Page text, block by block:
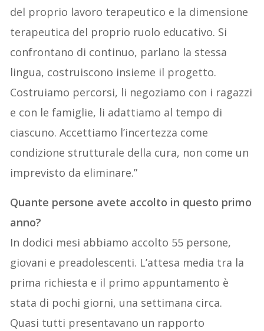
del proprio lavoro terapeutico e la dimensione
terapeutica del proprio ruolo educativo. Si
confrontano di continuo, parlano la stessa
lingua, costruiscono insieme il progetto.
Costruiamo percorsi, li negoziamo con i ragazzi
e con le famiglie, li adattiamo al tempo di
ciascuno. Accettiamo l’incertezza come
condizione strutturale della cura, non come un
imprevisto da eliminare.”
Quante persone avete accolto in questo primo
anno?
In dodici mesi abbiamo accolto 55 persone,
giovani e preadolescenti. L’attesa media tra la
prima richiesta e il primo appuntamento è
stata di pochi giorni, una settimana circa.
Quasi tutti presentavano un rapporto